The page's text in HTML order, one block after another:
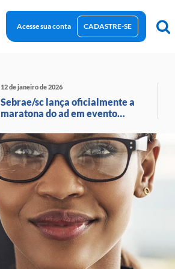
Acesse sua conta CADASTRE-SE
12 de janeiro de 2026
Sebrae/sc lança oficialmente a
maratona do ad em evento